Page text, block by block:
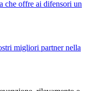
che offre ai difensori un
migliori partner nella